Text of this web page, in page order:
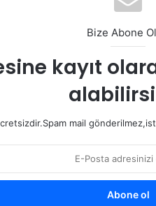
Bize Abone
kayıt
mail